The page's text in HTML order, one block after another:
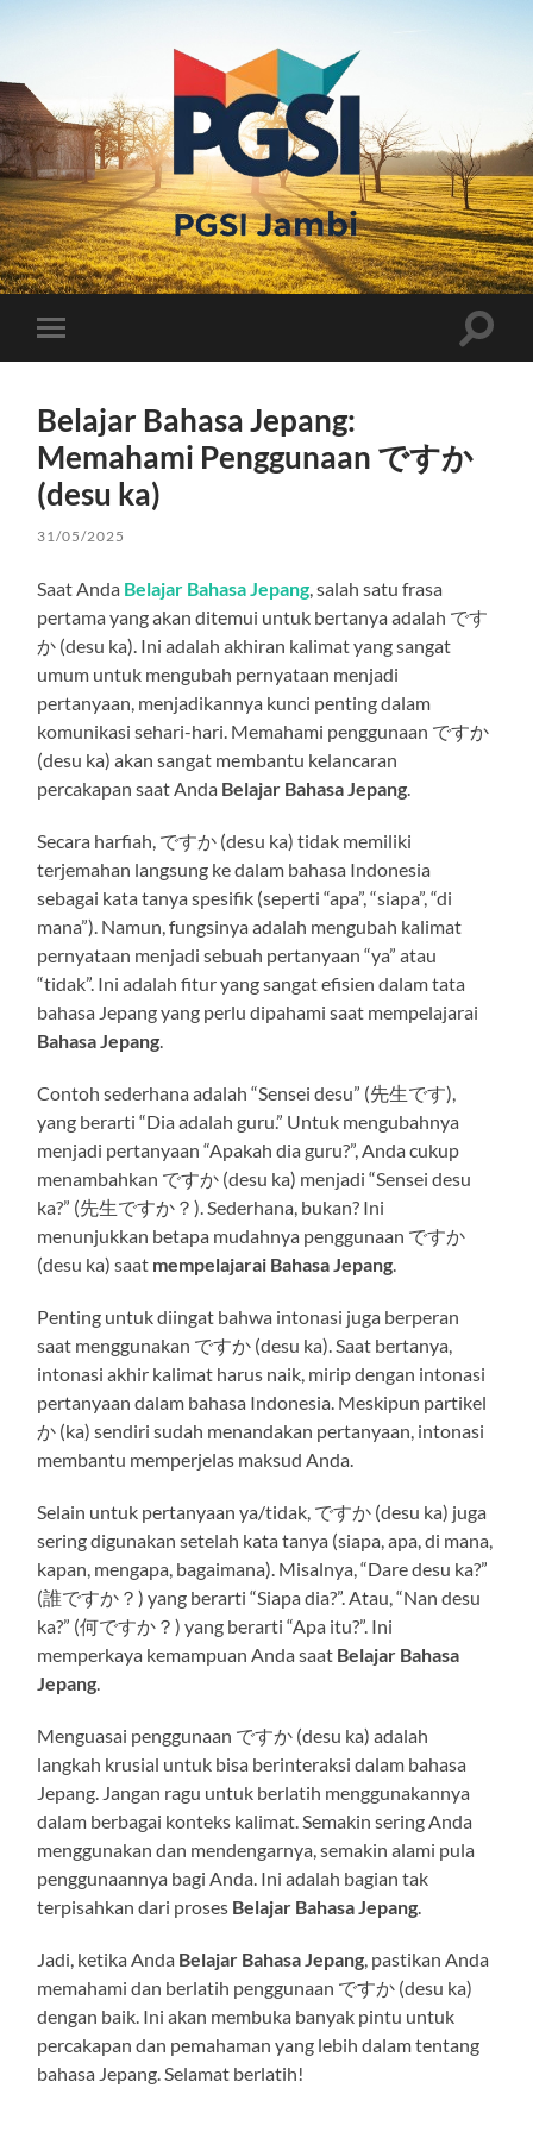
PGSI
JAMBI
Toggle
mobile
Toggle
Belajar Bahasa Jepang:
Memahami Penggunaan ですか
(desu ka)
31/05/2025
Saat Anda Belajar Bahasa Jepang , salah satu frasa
pertama yang akan ditemui untuk bertanya adalah です
か (desu ka). Ini adalah akhiran kalimat yang sangat
umum untuk mengubah pernyataan menjadi
pertanyaan, menjadikannya kunci penting dalam
komunikasi sehari-hari. Memahami penggunaan ですか
(desu ka) akan sangat membantu kelancaran
percakapan saat Anda Belajar Bahasa Jepang
Secara harfiah, ですか (desu ka) tidak memiliki
terjemahan langsung ke dalam bahasa Indonesia
sebagai kata tanya spesifik (seperti “apa”, “siapa”, “di
mana”). Namun, fungsinya adalah mengubah kalimat
pernyataan menjadi sebuah pertanyaan “ya” atau
“tidak”. Ini adalah fitur yang sangat efisien dalam tata
bahasa Jepang yang perlu dipahami saat mempelajarai
Bahasa Jepang
Contoh sederhana adalah “Sensei desu” (先生です),
yang berarti “Dia adalah guru.” Untuk mengubahnya
menjadi pertanyaan “Apakah dia guru?”, Anda cukup
menambahkan ですか (desu ka) menjadi “Sensei desu
ka?” (先生ですか？). Sederhana, bukan? Ini
menunjukkan betapa mudahnya penggunaan ですか
(desu ka) saat mempelajarai Bahasa Jepang
Penting untuk diingat bahwa intonasi juga berperan
saat menggunakan ですか (desu ka). Saat bertanya,
intonasi akhir kalimat harus naik, mirip dengan intonasi
pertanyaan dalam bahasa Indonesia. Meskipun partikel
か (ka) sendiri sudah menandakan pertanyaan, intonasi
membantu memperjelas maksud Anda.
Selain untuk pertanyaan ya/tidak, ですか (desu ka) juga
sering digunakan setelah kata tanya (siapa, apa, di mana,
kapan, mengapa, bagaimana). Misalnya, “Dare desu ka?”
(誰ですか？) yang berarti “Siapa dia?”. Atau, “Nan desu
ka?” (何ですか？) yang berarti “Apa itu?”. Ini
memperkaya kemampuan Anda saat Belajar Bahasa
Jepang
Menguasai penggunaan ですか (desu ka) adalah
langkah krusial untuk bisa berinteraksi dalam bahasa
Jepang. Jangan ragu untuk berlatih menggunakannya
dalam berbagai konteks kalimat. Semakin sering Anda
menggunakan dan mendengarnya, semakin alami pula
penggunaannya bagi Anda. Ini adalah bagian tak
terpisahkan dari proses Belajar Bahasa Jepang
Jadi, ketika Anda Belajar Bahasa Jepang , pastikan Anda
memahami dan berlatih penggunaan ですか (desu ka)
dengan baik. Ini akan membuka banyak pintu untuk
percakapan dan pemahaman yang lebih dalam tentang
bahasa Jepang. Selamat berlatih!